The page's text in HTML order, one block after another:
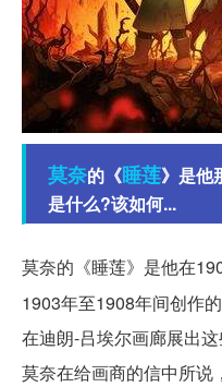
莫奈的《睡莲》是他
是什么?该如何...
莫奈的《睡莲》是他在
1903年至1908年间创作
在迪朗-吕埃尔画廊展出
莫奈在给画商的信中所说